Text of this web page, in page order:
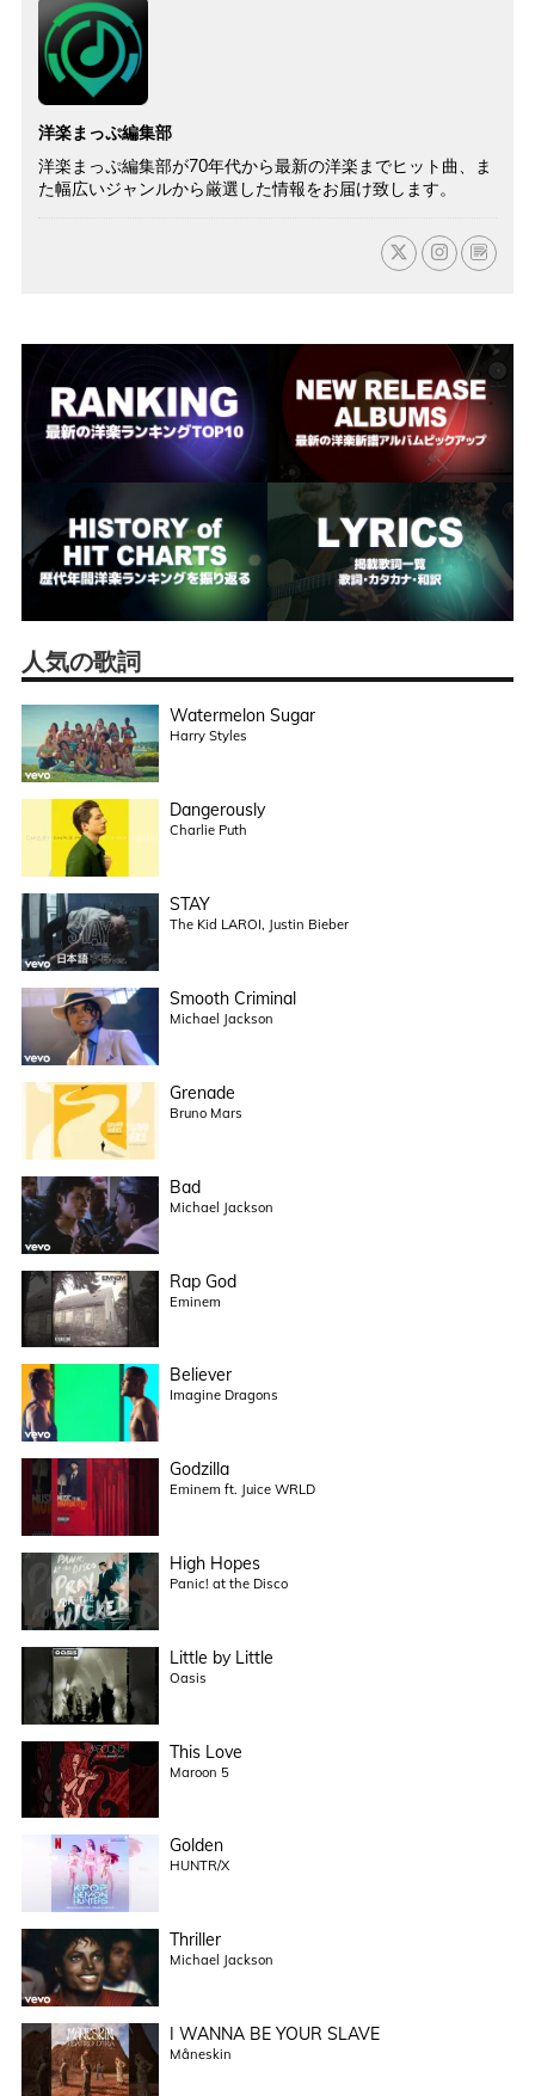
洋楽まっぷ編集部
洋楽まっぷ編集部が70年代から最新の洋楽までヒット曲、ま
た幅広いジャンルから厳選した情報をお届け致します。
人気の歌詞
Watermelon Sugar
Harry Styles
Dangerously
Charlie Puth
STAY
The Kid LAROI, Justin Bieber
Smooth Criminal
Michael Jackson
Grenade
Bruno Mars
Bad
Michael Jackson
Rap God
Eminem
Believer
Imagine Dragons
Godzilla
Eminem ft. Juice WRLD
High Hopes
Panic! at the Disco
Little by Little
Oasis
This Love
Maroon 5
Golden
HUNTR/X
Thriller
Michael Jackson
I WANNA BE YOUR SLAVE
Måneskin